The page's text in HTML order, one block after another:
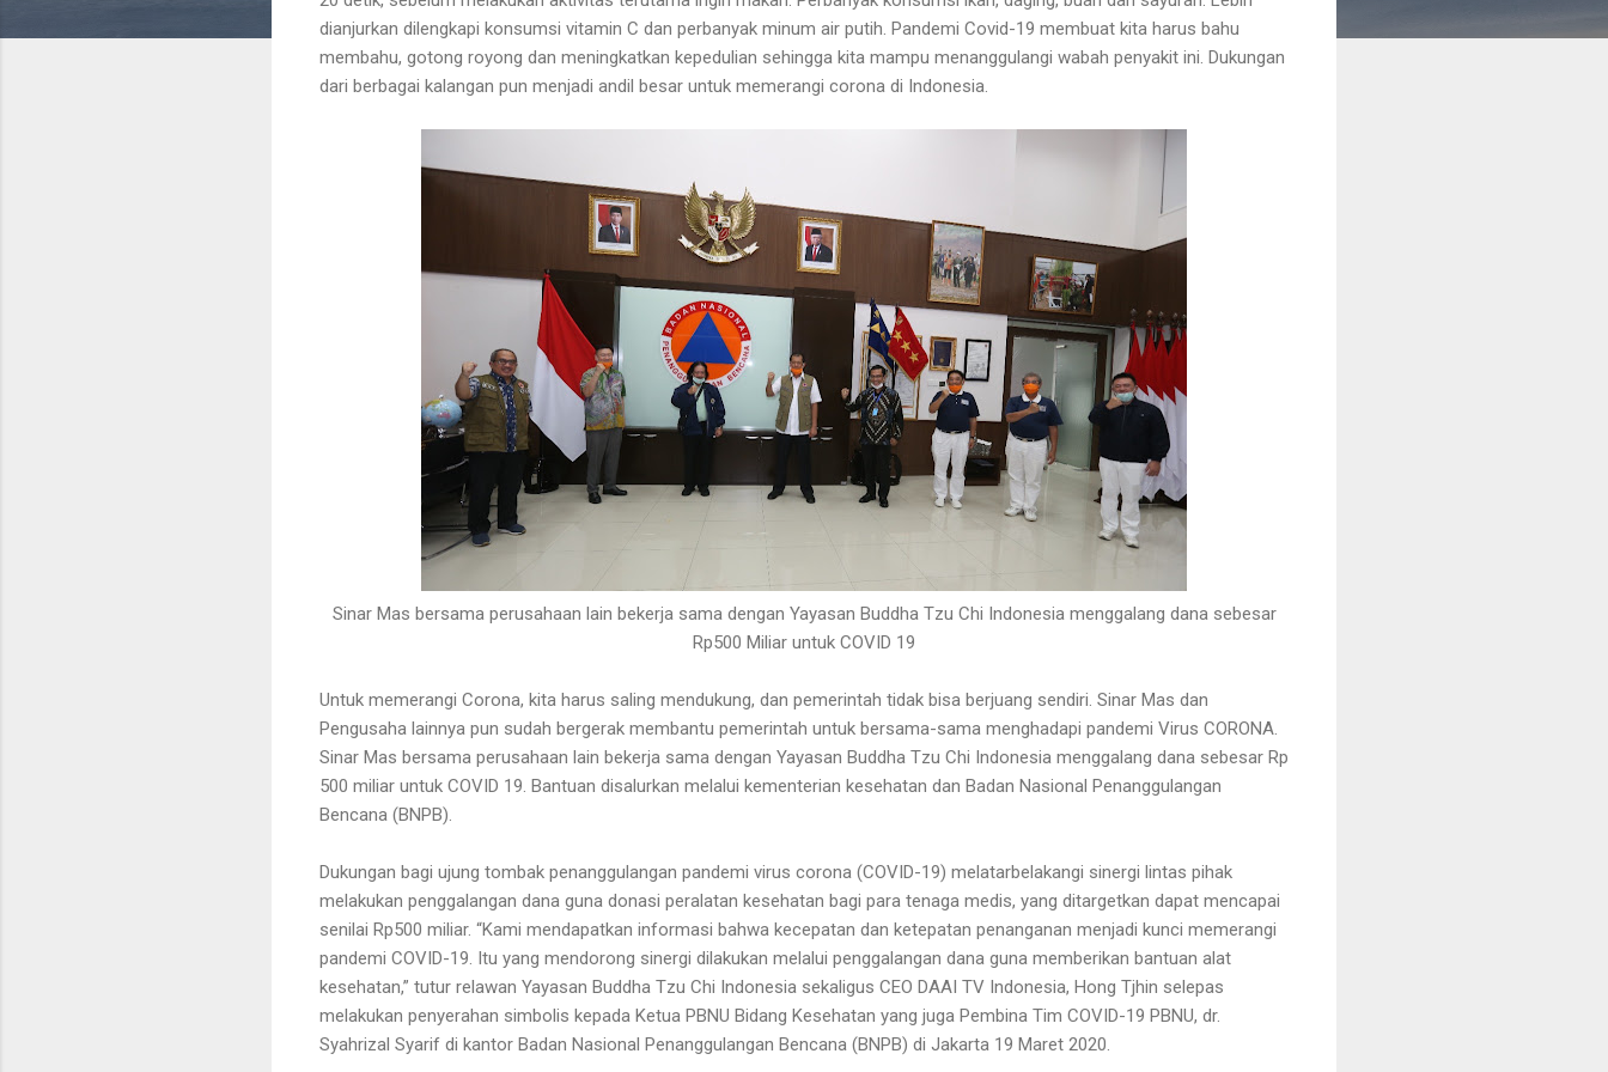
dianjurkan dilengkapi konsumsi vitamin C dan perbanyak minum air putih. Pandemi Covid-19 membuat kita harus bahu
membahu, gotong royong dan meningkatkan kepedulian sehingga kita mampu menanggulangi wabah penyakit ini. Dukungan
dari berbagai kalangan pun menjadi andil besar untuk memerangi corona di Indonesia.
Sinar Mas bersama perusahaan lain bekerja sama dengan Yayasan Buddha Tzu Chi Indonesia menggalang dana sebesar
Rp500 Miliar untuk COVID 19
Untuk memerangi Corona, kita harus saling mendukung, dan pemerintah tidak bisa berjuang sendiri. Sinar Mas dan
Pengusaha lainnya pun sudah bergerak membantu pemerintah untuk bersama-sama menghadapi pandemi Virus CORONA.
Sinar Mas bersama perusahaan lain bekerja sama dengan Yayasan Buddha Tzu Chi Indonesia menggalang dana sebesar Rp
500 miliar untuk COVID 19. Bantuan disalurkan melalui kementerian kesehatan dan Badan Nasional Penanggulangan
Bencana (BNPB).
Dukungan bagi ujung tombak penanggulangan pandemi virus corona (COVID-19) melatarbelakangi sinergi lintas pihak
melakukan penggalangan dana guna donasi peralatan kesehatan bagi para tenaga medis, yang ditargetkan dapat mencapai
senilai Rp500 miliar. “Kami mendapatkan informasi bahwa kecepatan dan ketepatan penanganan menjadi kunci memerangi
pandemi COVID-19. Itu yang mendorong sinergi dilakukan melalui penggalangan dana guna memberikan bantuan alat
kesehatan,” tutur relawan Yayasan Buddha Tzu Chi Indonesia sekaligus CEO DAAI TV Indonesia, Hong Tjhin selepas
melakukan penyerahan simbolis kepada Ketua PBNU Bidang Kesehatan yang juga Pembina Tim COVID-19 PBNU, dr.
Syahrizal Syarif di kantor Badan Nasional Penanggulangan Bencana (BNPB) di Jakarta 19 Maret 2020.